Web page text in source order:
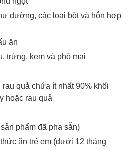
đường, các loại bột và hỗn hợp
ăn
trứng, kem và phô mai
quả chứa ít nhất 90% khối
hoặc rau quả
phẩm đã pha sẵn)
ăn trẻ em (dưới 12 tháng